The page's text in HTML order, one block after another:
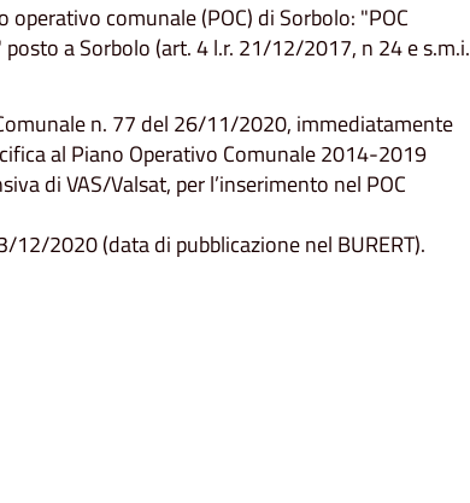
comunale (POC) di Sorbolo: "POC
a Sorbolo (art. 4 l.r. 21/12/2017, n 24 e s.m.i.
n. 77 del 26/11/2020, immediatamente
al Piano Operativo Comunale 2014-2019
di VAS/Valsat, per l’inserimento nel POC
2020 (data di pubblicazione nel BURERT).